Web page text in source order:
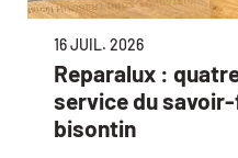
16 JUIL. 2026
Reparalux :
service du
bisontin